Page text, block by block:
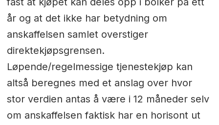
år og at det ikke har betydning om
anskaffelsen samlet overstiger
direktekjøpsgrensen.
Løpende/regelmessige tjenestekjøp kan
altså beregnes med et anslag over hvor
stor verdien antas å være i 12 måneder selv
om anskaffelsen faktisk har en horisont ut